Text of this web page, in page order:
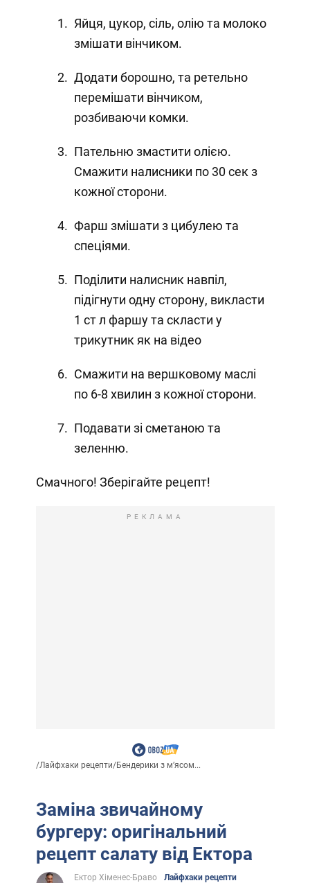
Яйця, цукор, сіль, олію та молоко
змішати вінчиком.
Додати борошно, та ретельно
перемішати вінчиком,
розбиваючи комки.
Пательню змастити олією.
Смажити налисники по 30 сек з
кожної сторони.
Фарш змішати з цибулею та
спеціями.
Поділити налисник навпіл,
підігнути одну сторону, викласти
1 ст л фаршу та скласти у
трикутник як на відео
Смажити на вершковому маслі
по 6-8 хвилин з кожної сторони.
Подавати зі сметаною та
зеленню.
Смачного! Зберігайте рецепт!
РЕКЛАМА
/Лайфхаки рецепти/Бендерики з м’ясом...
Заміна звичайному
бургеру: оригінальний
рецепт салату від Ектора
Ектор Хіменес-Браво
Лайфхаки рецепти